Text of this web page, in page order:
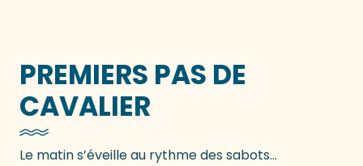
PREMIERS PAS DE
CAVALIER
Le matin s’éveille au rythme des sabots…